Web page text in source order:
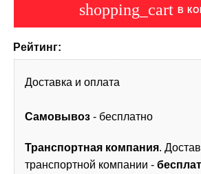
shopping_cart В
Рейтинг:
Доставка и оплата
Самовывоз - бесплатно
Транспортная компания.
транспортной компании -